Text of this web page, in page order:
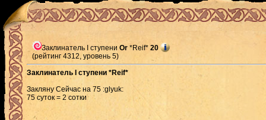
Заклинатель I ступени Or *Reif* 20
(рейтинг 4312, уровень 5)
Заклинатель I ступени *Reif*
Закляну Сейчас на 75 :glyuk:
75 суток = 2 сотки